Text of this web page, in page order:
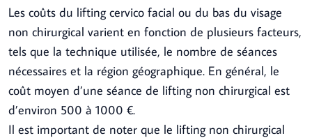
Les coûts du lifting cervico facial ou du bas du visage
non chirurgical varient en fonction de plusieurs facteurs,
tels que la technique utilisée, le nombre de séances
nécessaires et la région géographique. En général, le
coût moyen d’une séance de lifting non chirurgical est
d’environ 500 à 1000 €.
Il est important de noter que le lifting non chirurgical